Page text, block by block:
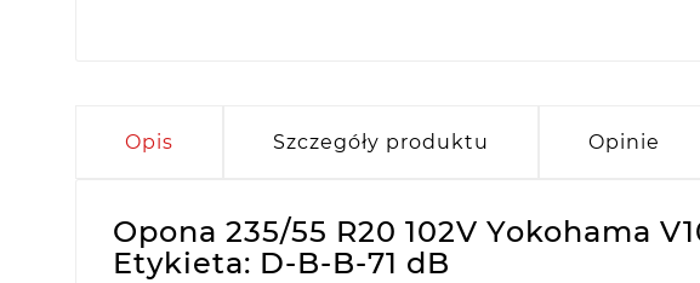
Opis Szczegóły produktu Opinie
Opona 235/55 R20 102V Yokohama
Etykieta: D-B-B-71 dB